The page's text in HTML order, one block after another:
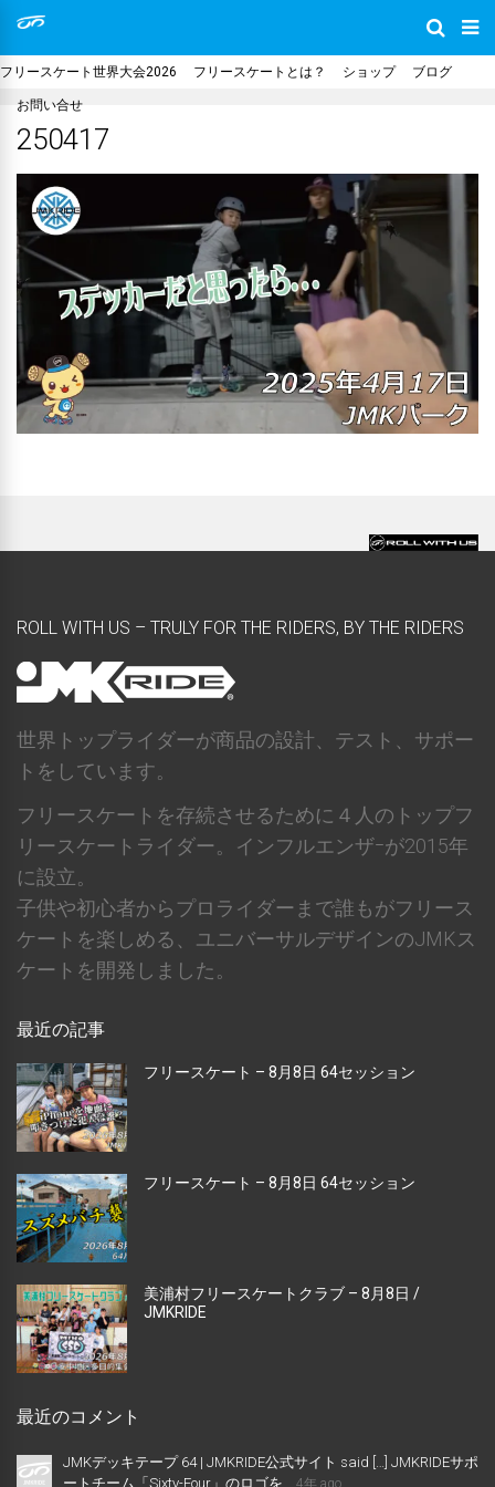
フリースケート世界大会2026 フリースケートとは？ ショップ ブログ
お問い合せ
250417
ROLL WITH US – TRULY FOR THE RIDERS, BY THE RIDERS
世界トップライダーが商品の設計、テスト、サポー
トをしています。
フリースケートを存続させるために４人のトップフ
リースケートライダー。インフルエンザｰが2015年
に設立。
子供や初心者からプロライダーまで誰もがフリース
ケートを楽しめる、ユニバーサルデザインのJMKス
ケートを開発しました。
最近の記事
フリースケート – 8月8日 64セッション
フリースケート – 8月8日 64セッション
美浦村フリースケートクラブ – 8月8日 /
JMKRIDE
最近のコメント
JMKデッキテープ 64 | JMKRIDE公式サイト said […] JMKRIDEサポ
ートチーム「Sixty-Four」のロゴを...
4年 ago